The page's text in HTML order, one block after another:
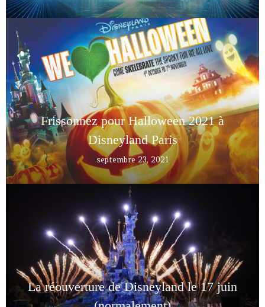
Frissonnez pour Halloween 2021 à
Disneyland Paris
septembre 23, 2021
La réouverture de Disneyland le 17 juin